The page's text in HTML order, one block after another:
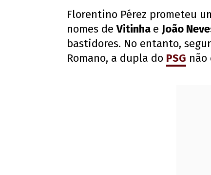
Florentino Pérez prometeu
nomes deVitinha e João
bastidores. No entanto,
Romano, a dupla do PSG não